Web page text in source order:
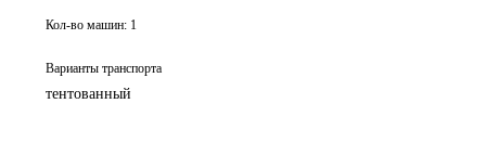
Кол-во машин: 1
Варианты транспорта
тентованный